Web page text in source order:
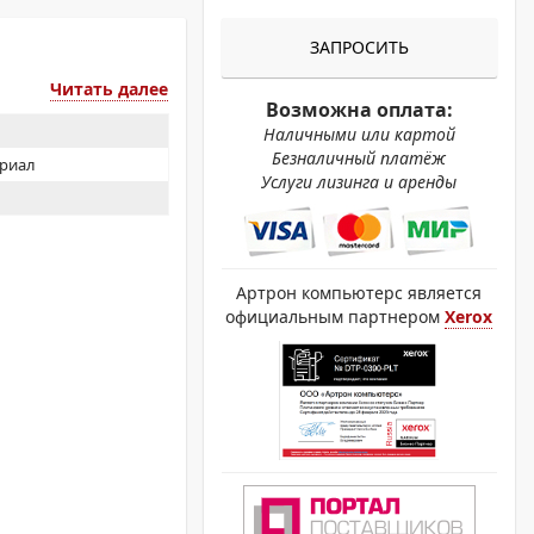
Читать далее
ЗАПРОСИТЬ
Возможна оплата:
Наличными или картой
Безналичный платёж
Услуги лизинга и аренды
Артрон компьютерс является
официальным партнеромXerox